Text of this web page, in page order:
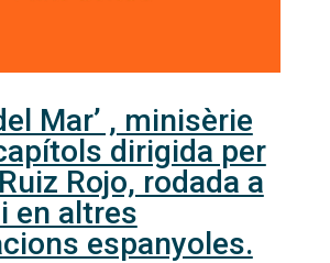
Mar’ , minisèrie
dirigida per
Rojo, rodada a
en altres
espanyoles.